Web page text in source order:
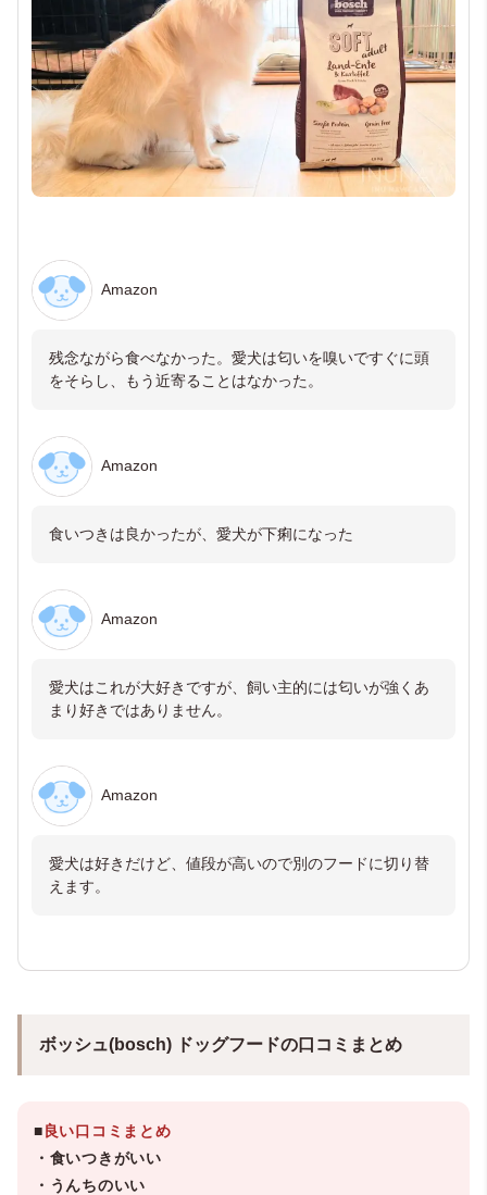
Amazon
残念ながら食べなかった。愛犬は匂いを嗅いですぐに頭
をそらし、もう近寄ることはなかった。
Amazon
食いつきは良かったが、愛犬が下痢になった
Amazon
愛犬はこれが大好きですが、飼い主的には匂いが強くあ
まり好きではありません。
Amazon
愛犬は好きだけど、値段が高いので別のフードに切り替
えます。
ボッシュ(bosch) ドッグフードの口コミまとめ
■良い口コミまとめ
・食いつきがいい
・うんちのいい